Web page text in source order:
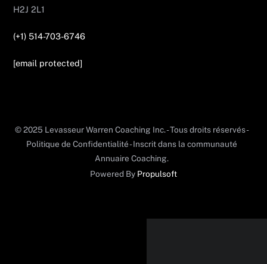
H2J 2L1
(+1) 514-703-6746
[email protected]
© 2025 Levasseur Warren Coaching Inc. - Tous droits réservés -
Politique de Confidentialité - Inscrit dans la communauté
Annuaire Coaching.
Powered By Propulsoft